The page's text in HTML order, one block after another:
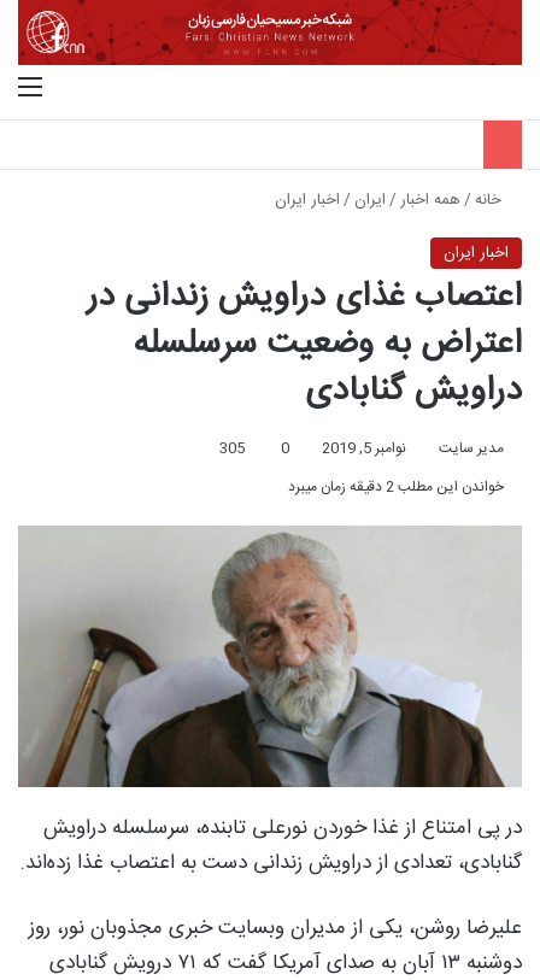
خانه/همه اخبار/ایران /اخبار ایران
اخبار ایران
اعتصاب غذای دراویش زندانی در
اعتراض به وضعیت سرسلسله
دراویش گنابادی
مدیر سایت نوامبر 5, 2019 0
305
خواندن این مطلب 2 دقیقه زمان میبرد
در پی امتناع از غذا خوردن نورعلی تابنده، سرسلسله دراویش
گنابادی، تعدادی از دراویش زندانی دست به اعتصاب غذا زده‌اند.
علیرضا روشن، یکی از مدیران وبسایت خبری مجذوبان نور، روز
دوشنبه ۱۳ آبان به صدای آمریکا گفت که ۷۱ درویش گنابادی